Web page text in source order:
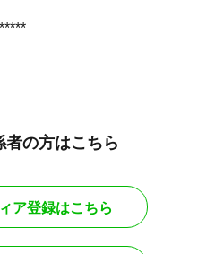
者の方はこちら
ア登録はこちら